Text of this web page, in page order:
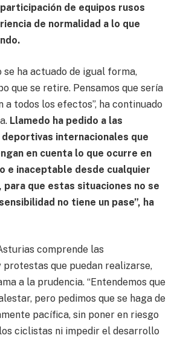
de equipos rusos
de normalidad a lo que
se ha actuado de igual forma,
que se retire. Pensamos que sería
a todos los efectos”, ha continuado
Llamedo ha pedido a las
internacionales que
en cuenta lo que ocurre en
e inaceptable desde cualquier
para que estas situaciones no se
no tiene un pase”, ha
comprende las
protestas que puedan realizarse,
a la prudencia. “Entendemos que
pero pedimos que se haga de
pacífica, sin poner en riesgo
ciclistas ni impedir el desarrollo